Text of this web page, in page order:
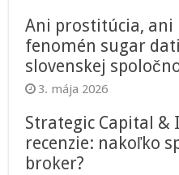
Ani prostitúcia,
fenomén sugar
slovenskej
3. mája 2026
Strategic Capital &
recenzie: nakoľko
broker?